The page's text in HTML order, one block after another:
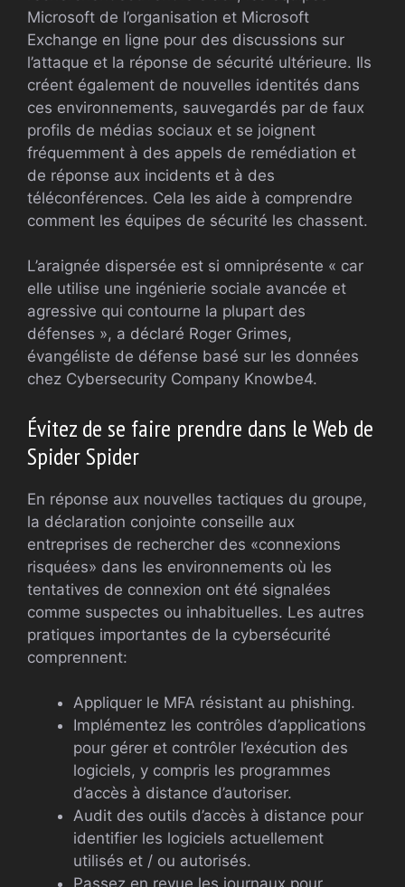
Microsoft de l’organisation et Microsoft
Exchange en ligne pour des discussions sur
l’attaque et la réponse de sécurité ultérieure. Ils
créent également de nouvelles identités dans
ces environnements, sauvegardés par de faux
profils de médias sociaux et se joignent
fréquemment à des appels de remédiation et
de réponse aux incidents et à des
téléconférences. Cela les aide à comprendre
comment les équipes de sécurité les chassent.
L’araignée dispersée est si omniprésente « car
elle utilise une ingénierie sociale avancée et
agressive qui contourne la plupart des
défenses », a déclaré Roger Grimes,
évangéliste de défense basé sur les données
chez Cybersecurity Company Knowbe4.
Évitez de se faire prendre dans le Web de
Spider Spider
En réponse aux nouvelles tactiques du groupe,
la déclaration conjointe conseille aux
entreprises de rechercher des «connexions
risquées» dans les environnements où les
tentatives de connexion ont été signalées
comme suspectes ou inhabituelles. Les autres
pratiques importantes de la cybersécurité
comprennent:
Appliquer le MFA résistant au phishing.
Implémentez les contrôles d’applications
pour gérer et contrôler l’exécution des
logiciels, y compris les programmes
d’accès à distance d’autoriser.
Audit des outils d’accès à distance pour
identifier les logiciels actuellement
utilisés et / ou autorisés.